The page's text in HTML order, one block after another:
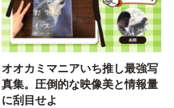
オオカミマニアいち推し最強写
真集。圧倒的な映像美と情報量
に刮目せよ